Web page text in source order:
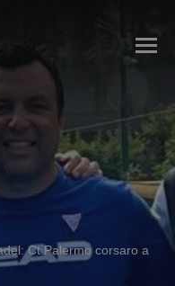
Ct Palermo corsaro a